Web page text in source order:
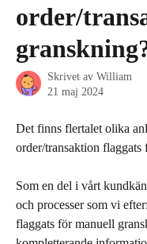
order/
Skrivet av William
21 maj 2024
Det finns flertalet olika
order/transaktion
Som en del i vårt
och processer som vi
flaggats för manuell